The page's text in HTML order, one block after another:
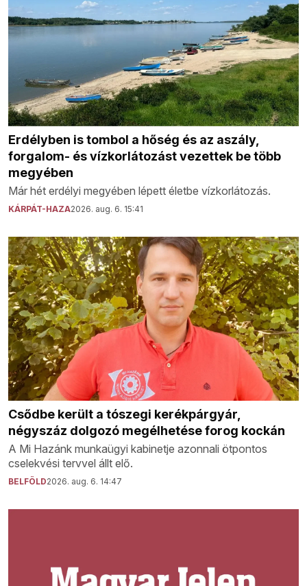
Erdélyben is tombol a hőség és az aszály,
forgalom- és vízkorlátozást vezettek be több
megyében
Már hét erdélyi megyében lépett életbe vízkorlátozás.
KÁRPÁT-HAZA2026. aug. 6. 15:41
Csődbe került a tószegi kerékpárgyár,
négyszáz dolgozó megélhetése forog kockán
A Mi Hazánk munkaügyi kabinetje azonnali ötpontos
cselekvési tervvel állt elő.
BELFÖLD2026. aug. 6. 14:47